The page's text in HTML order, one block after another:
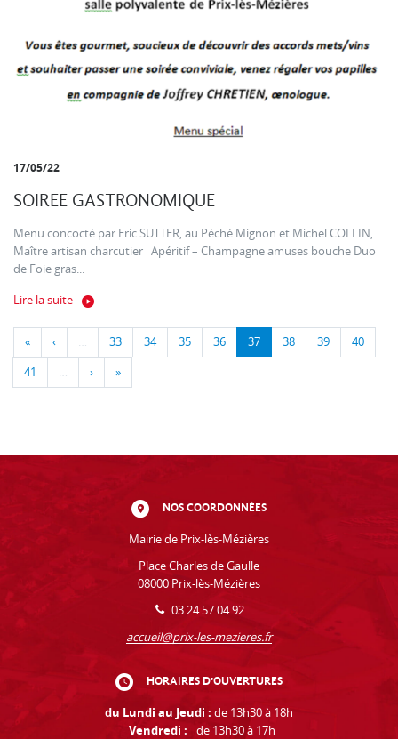
17/05/22
SOIREE GASTRONOMIQUE
Menu concocté par Eric SUTTER, au Péché Mignon et Michel COLLIN,
Maître artisan charcutier Apéritif – Champagne amuses bouche Duo
de Foie gras...
Lire la suite
« ‹ … 33 34 35 36 37 38 39 40
41 … › »
NOS COORDONNÉES
Mairie de Prix-lès-Mézières
Place Charles de Gaulle
08000 Prix-lès-Mézières
03 24 57 04 92
accueil@prix-les-mezieres.fr
HORAIRES D'OUVERTURES
du Lundi au Jeudi : de 13h30 à 18h
Vendredi :
de 13h30 à 17h